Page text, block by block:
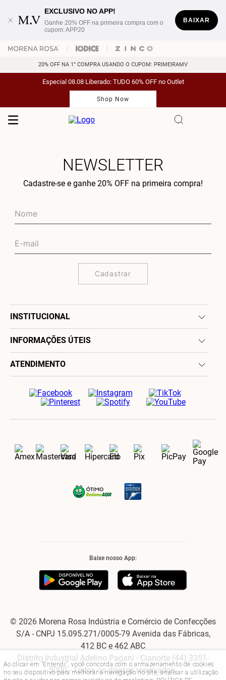
Ao clicar em "Entendi", você concorda com o armazenamento de cookies
no seu dispositivo para melhorar a navegação no site, analisar a utilização
EXCLUSIVO NO APP!
Ganhe 20% OFF na primeira compra com o
cupom: APP20
BAIXAR
20% OFF NA 1° COMPRA USANDO O CUPOM: PRIMEIRAMV
Especial 08.08 Liberado: TUDO 60% OFF no Outlet
Shop Now
NEWSLETTER
Cadastre-se e ganhe 20% OFF na primeira compra!
Cadastrar
INSTITUCIONAL
INFORMAÇÕES ÚTEIS
ATENDIMENTO
Baixe nosso App:
© 2026 Morena Rosa Indústria e Comércio de Confecções
S/A - CNPJ 15.095.271/0005-79 Avenida das Fábricas,
412 BC e 462 ABC
Distrito Industrial Adelino Pagani - Cianorte (44) 3351-
5000 - Todos os direitos reservados.